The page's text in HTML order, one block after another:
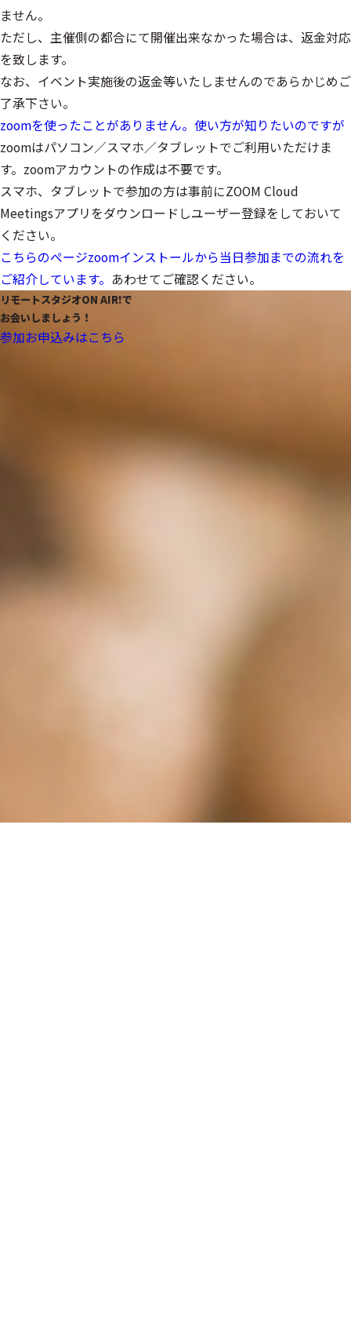
ません。
ただし、主催側の都合にて開催出来なかった場合は、返金対応
を致します。
なお、イベント実施後の返金等いたしませんのであらかじめご
了承下さい。
zoomを使ったことがありません。使い方が知りたいのですが
zoomはパソコン／スマホ／タブレットでご利用いただけま
す。zoomアカウントの作成は不要です。
スマホ、タブレットで参加の方は事前にZOOM Cloud
Meetingsアプリをダウンロードしユーザー登録をしておいて
ください。
こちらのページzoomインストールから当日参加までの流れを
ご紹介しています。 あわせてご確認ください。
リモートスタジオON AIR!で
お会いしましょう！
参加お申込みはこちら